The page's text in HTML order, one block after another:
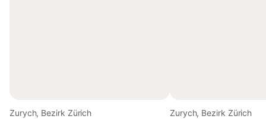
Zurych, Bezirk Zürich
Zurych, Bezirk Zürich